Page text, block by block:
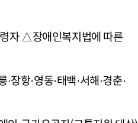
자 △장애인복지법에 따른
장항·영동·태백·서해·경춘·